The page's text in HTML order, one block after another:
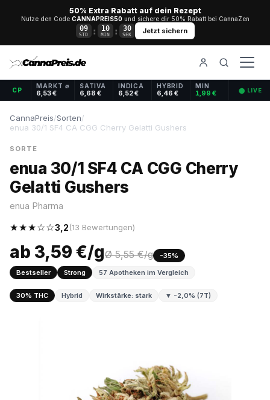
50% Extra Rabatt auf dein Rezept
Nutze den Code CANNAPREIS50und sichere dir 50% Rabatt bei CannaZen
09
STD : 10
MIN : 29
SEK Jetzt sichern
CP
MARKT ⌀
6,53 €
SATIVA
6,68 €
INDICA
6,52 €
HYBRID
6,46 €
MIN
1,99 € ⬤ LIVE
CannaPreis/Sorten/
enua 30/1 SF4 CA CGG Cherry Gelatti Gushers
SORTE
enua 30/1 SF4 CA CGG Cherry
Gelatti Gushers
enua Pharma
★★★☆☆3,2(13 Bewertungen)
ab 3,59 €/gØ 5,55 €/g
-35%
Bestseller
Strong 57 Apotheken im Vergleich
30% THC Hybrid Wirkstärke: stark ▼ -2,0% (7T)